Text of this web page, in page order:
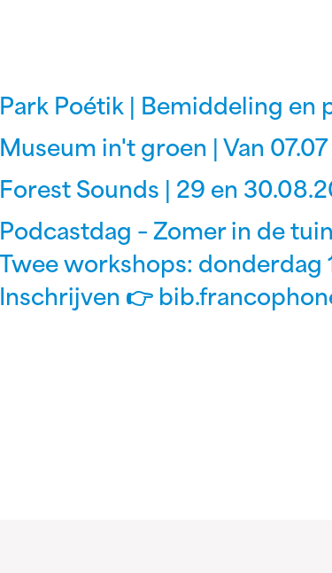
Park Poétik | Bemiddeling en
Museum in't groen | Van
Forest Sounds | 29 en
Podcastdag – Zomer in de
Twee workshops: donderdag
Inschrijven 👉